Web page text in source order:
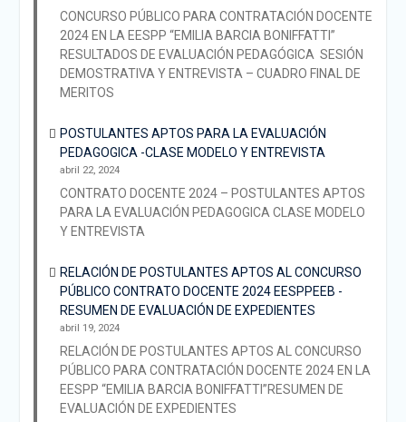
CONCURSO PÚBLICO PARA CONTRATACIÓN DOCENTE
2024 EN LA EESPP “EMILIA BARCIA BONIFFATTI”
RESULTADOS DE EVALUACIÓN PEDAGÓGICA SESIÓN
DEMOSTRATIVA Y ENTREVISTA – CUADRO FINAL DE
MERITOS
POSTULANTES APTOS PARA LA EVALUACIÓN
PEDAGOGICA -CLASE MODELO Y ENTREVISTA
abril 22, 2024
CONTRATO DOCENTE 2024 – POSTULANTES APTOS
PARA LA EVALUACIÓN PEDAGOGICA CLASE MODELO
Y ENTREVISTA
RELACIÓN DE POSTULANTES APTOS AL CONCURSO
PÚBLICO CONTRATO DOCENTE 2024 EESPPEEB -
RESUMEN DE EVALUACIÓN DE EXPEDIENTES
abril 19, 2024
RELACIÓN DE POSTULANTES APTOS AL CONCURSO
PÚBLICO PARA CONTRATACIÓN DOCENTE 2024 EN LA
EESPP “EMILIA BARCIA BONIFFATTI”RESUMEN DE
EVALUACIÓN DE EXPEDIENTES